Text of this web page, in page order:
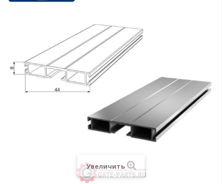
Увеличить